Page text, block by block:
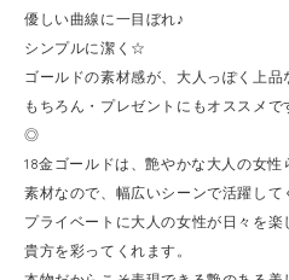
優しい曲線に一目ぼれ♪
シンプルに潔く☆
ゴールドの素材感が、大人っぽく上品
もちろん・プレゼントにもオススメで
◎
18金ゴールドは、艶やかな大人の女
素材なので、幅広いシーンで活躍して
プライベートに大人の女性が日々を
貴方を彩ってくれます。